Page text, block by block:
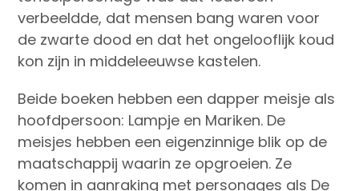
verbeeldde, dat mensen bang waren voor
de zwarte dood en dat het ongelooflijk koud
kon zijn in middeleeuwse kastelen.
Beide boeken hebben een dapper meisje als
hoofdpersoon: Lampje en Mariken. De
meisjes hebben een eigenzinnige blik op de
maatschappij waarin ze opgroeien. Ze
komen in aanraking met personages als De